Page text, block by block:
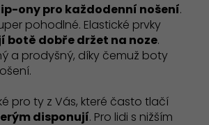
ony pro každodenní nošení.
pohodlné. Elastické prvky
dobře držet na noze.
a prodyšný, díky čemuž boty
pro ty z Vás, které často tlačí
disponují. Pro lidi s nižším